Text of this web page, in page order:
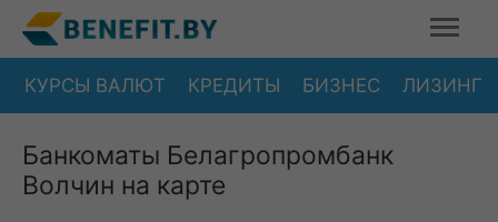
КУРСЫ ВАЛЮТ КРЕДИТЫ БИЗНЕС ЛИЗИНГ
Банкоматы Белагропромбанк
Волчин на карте